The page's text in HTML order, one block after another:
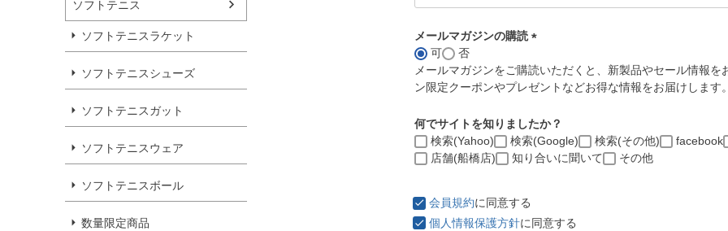
ソフトテニス
ソフトテニスラケット
ソフトテニスシューズ
ソフトテニスガット
ソフトテニスウェア
ソフトテニスボール
数量限定商品
メールマガジンの購読
必
須
可
否
メールマガジンをご購読いただくと、新製品やセール情報
ン限定クーポンやプレゼントなどお得な情報をお届けします
何でサイトを知りましたか？
検索(Yahoo)
検索(Google) 検索(その他)
facebook
店舗(船橋店)
知り合いに聞いて その他
会員規約に同意する
個人情報保護方針に同意する